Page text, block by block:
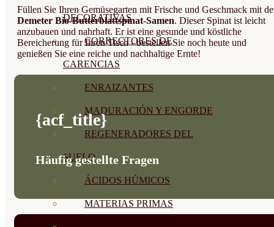
DECORATIVAS
CORRECTORES DE
CARENCIAS
ENRAIZANTES
MADURACIÓN Y ENGORDE
REGENERADORES DEL
SUELO
ÁCIDOS HÚMICOS
MATERIAS PRIMAS
Füllen Sie Ihren Gemüsegarten mit Frische und Geschmack mit
Demeter Bio-Butterblattspinat-Samen. Dieser Spinat ist leicht
anzubauen und nahrhaft. Er ist eine gesunde und köstliche
Bereicherung für Ihren Tisch - bestellen Sie noch heute und
genießen Sie eine reiche und nachhaltige Ernte!
{acf_title}
Häufig gestellte Fragen